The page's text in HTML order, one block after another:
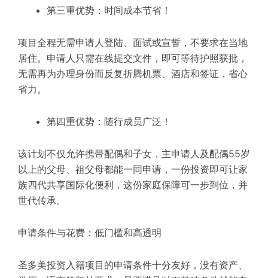
第三重优势：时间成本节省！
项目全程无需申请人登陆、面试或宣誓，不要求在当地
居住。申请人只需在线提交文件，即可等待护照获批，
无需再为办理身份而反复折腾机票、酒店和签证，省心
省力。
第四重优势：随行成员广泛！
该计划不仅允许携带配偶和子女，主申请人及配偶55岁
以上的父母、祖父母都能一同申请，一份投资即可让家
族四代共享国际化便利，这份家庭保障可一步到位，并
世代传承。
申请条件与花费：低门槛和高透明
圣多美投资入籍项目的申请条件十分友好，没有资产、